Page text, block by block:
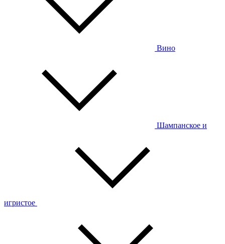
Вино
Шампанское и
игристое